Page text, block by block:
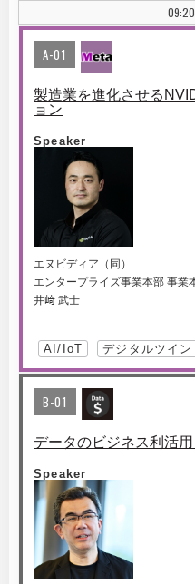
09:20
A-01
製造業を進化させる
ョン
Speaker
エヌビディア（同）
エンタープライズ事業本部 事業
井﨑 武士
AI/IoT デジタルツイン
B-01
データのビジネス利活
Speaker